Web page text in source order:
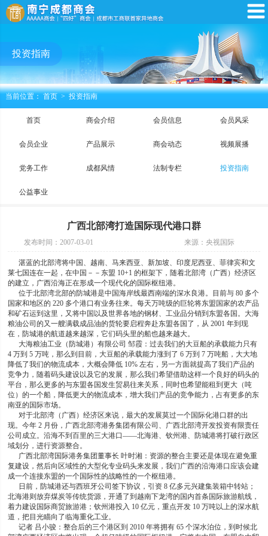
投资指南
当前位置： 首页> 投资指南
首页 商会介绍 会员信息 会员风采
会员企业 产品展示 商会动态 视频展播
党务工作 成都风情 法制专栏 投资指南
公益事业
广西北部湾打造国际现代港口群
发布时间：2007-03-01 来源：央视国际
湛蓝的北部湾将中国、越南、马来西亚、新加坡、印度尼西亚、菲律宾和文
莱七国连在一起，在中国－－东盟 10+1 的框架下，随着北部湾（广西）经济区
的建立，广西沿海正在形成一个现代化的国际枢纽港。
位于北部湾北部的防城港是中国海岸线最西南端的深水良港。目前与 80 多个
国家和地区的 220 多个港口有业务往来。每天万吨级的巨轮将东盟国家的农产品
和矿石运到这里，又将中国以及世界各地的钢材、工业品分销到东盟各国。大海
粮油公司的又一艘满载成品油的货轮要启程奔赴东盟各国了，从 2001 年到现
在，防城港的航道越来越深，它们码头里的船也越来越大。
大海粮油工业（防城港）有限公司 邹霞：过去我们的大豆船的承载能力只有
4 万到 5 万吨，那么到目前，大豆船的承载能力涨到了 6 万到 7 万吨船，大大地
降低了我们的物流成本，大概会降低 10% 左右，另一方面就提高了我们产品的
竞争力，随着码头建设以及它的发展，那么我们希望借助这样一个良好的码头的
平台，那么更多的与东盟各国发生贸易往来关系，同时也希望能租到更大（吨
位）的一个船，降低更大的物流成本，增大我们产品的竞争能力，占有更多的东
南亚的国际市场。
对于北部湾（广西）经济区来说，最大的发展莫过一个国际化港口群的出
现。今年 2 月份，广西北部湾港务集团有限公司、广西北部湾开发投资有限责任
公司成立。沿海不到百里的三大港口——北海港、钦州港、防城港将打破行政区
域划分，进行资源整合。
广西北部湾国际港务集团董事长 叶时湘：资源的整合主要还是体现在避免重
复建设，然后向区域性的大型化专业码头来发展，我们广西的沿海港口应该会建
成一个连接东盟的一个国际性的战略性的一个枢纽港。
日前，防城港还与西班牙公司签下协议，引资 8 亿多元兴建集装箱中转站；
北海港则放弃煤炭等传统货源，开通了到越南下龙湾的国内首条国际旅游航线，
着力建设国际商贸旅游港；钦州港投入 10 亿元，重点开发 10 万吨以上的深水航
道，把目光瞄向了临海重化工业。
记者 吕小骏：整合后的三个港区到 2010 年将拥有 65 个深水泊位，到时候北